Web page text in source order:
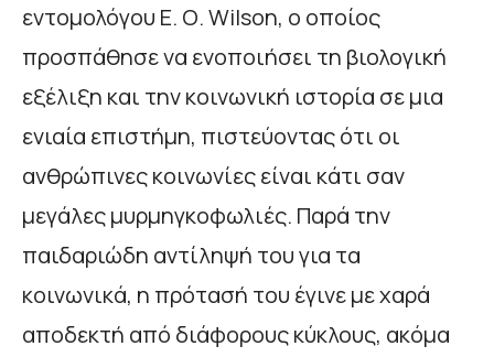
εντομολόγου E. Ο. Wilson, ο οποίος
προσπάθησε να ενοποιήσει τη βιολογική
εξέλιξη και την κοινωνική ιστορία σε μια
ενιαία επιστήμη, πιστεύοντας ότι οι
ανθρώπινες κοινωνίες είναι κάτι σαν
μεγάλες μυρμηγκοφωλιές. Παρά την
παιδαριώδη αντίληψή του για τα
κοινωνικά, η πρότασή του έγινε με χαρά
αποδεκτή από διάφορους κύκλους, ακόμα